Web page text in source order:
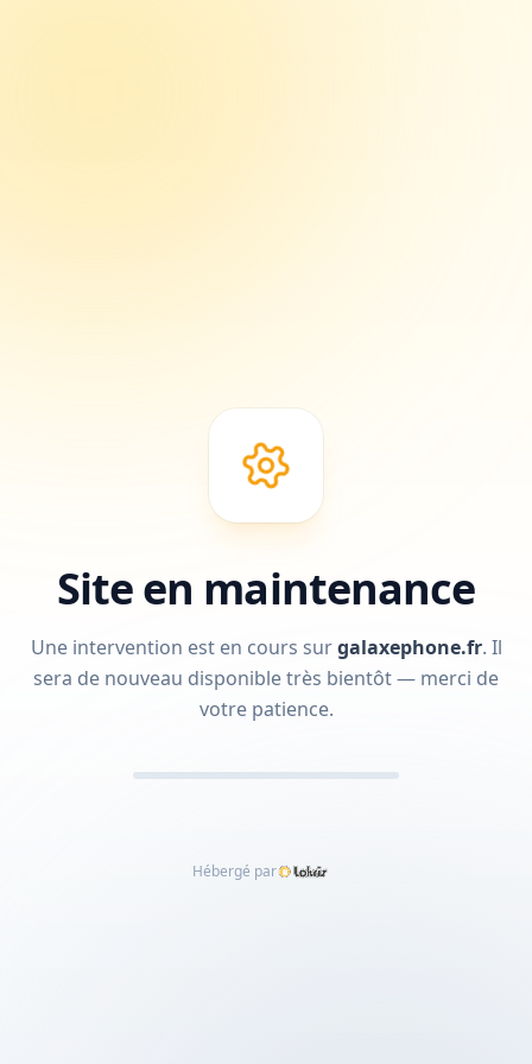
Site en maintenance
Une intervention est en cours surgalaxephone.fr. Il
sera de nouveau disponible très bientôt — merci de
votre patience.
Hébergé par